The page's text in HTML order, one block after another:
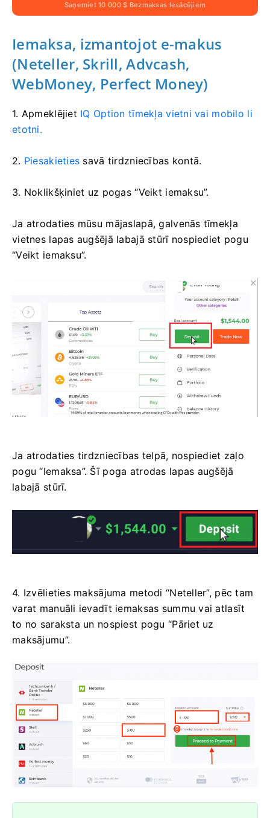
Saņemiet 10 000 $ Bezmaksas Iesācējiem
Iemaksa, izmantojot e-makus
(Neteller, Skrill, Advcash,
WebMoney, Perfect Money)
1. Apmeklējiet IQ Option tīmekļa vietni vai mobilo li
etotni.
2. Piesakieties savā tirdzniecības kontā.
3. Noklikšķiniet uz pogas “Veikt iemaksu”.
Ja atrodaties mūsu mājaslapā, galvenās tīmekļa
vietnes lapas augšējā labajā stūrī nospiediet pogu
“Veikt iemaksu”.
Ja atrodaties tirdzniecības telpā, nospiediet zaļo
pogu “Iemaksa”. Šī poga atrodas lapas augšējā
labajā stūrī.
4. Izvēlieties maksājuma metodi “Neteller”, pēc tam
varat manuāli ievadīt iemaksas summu vai atlasīt
to no saraksta un nospiest pogu “Pāriet uz
maksājumu”.